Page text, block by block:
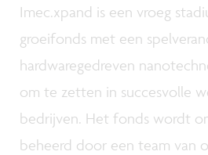
Imec.xpand is een vroeg
groeifonds met een
hardwaregedreven
om te zetten in succesvolle
bedrijven. Het fonds wordt
beheerd door een team van